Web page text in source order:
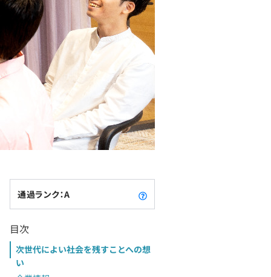
通過ランク：A
目次
次世代によい社会を残すことへの想
い